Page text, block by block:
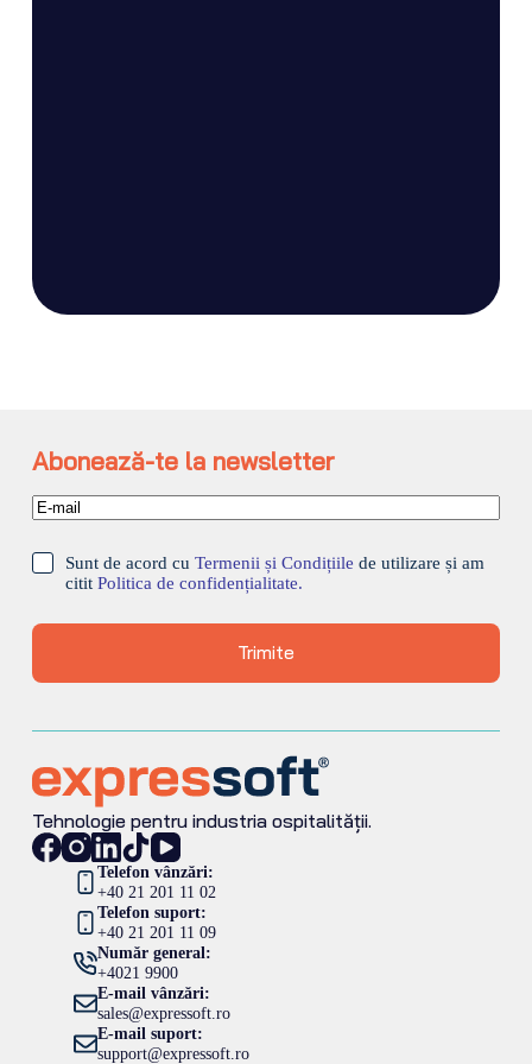
Abonează-te la newsletter
Sunt de acord cu Termenii și Condițiile de utilizare și am
citit Politica de confidențialitate.
Trimite
Tehnologie pentru industria ospitalității.
Telefon vânzări:
+40 21 201 11 02
Telefon suport:
+40 21 201 11 09
Număr general:
+4021 9900
E-mail vânzări:
sales@expressoft.ro
E-mail suport:
support@expressoft.ro